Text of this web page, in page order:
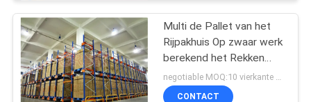
het kabinet van de
hulpmiddelborst
Multi de Pallet van het
Rijpakhuis Op zwaar werk
berekend het Rekken
Systeem met Dubbele
Ingang
negotiable MOQ:10 vierkante meter
CONTACT